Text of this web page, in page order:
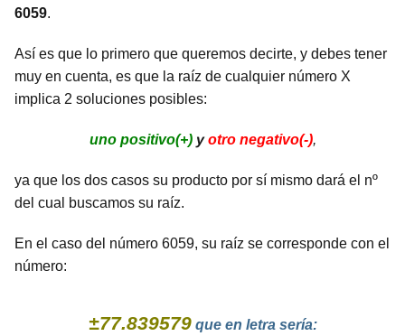
6059.
Así es que lo primero que queremos decirte, y debes tener
muy en cuenta, es que la raíz de cualquier número X
implica 2 soluciones posibles:
uno positivo(+)yotro negativo(-),
ya que los dos casos su producto por sí mismo dará el nº
del cual buscamos su raíz.
En el caso del número 6059, su raíz se corresponde con el
número:
±77.839579que en letra sería: